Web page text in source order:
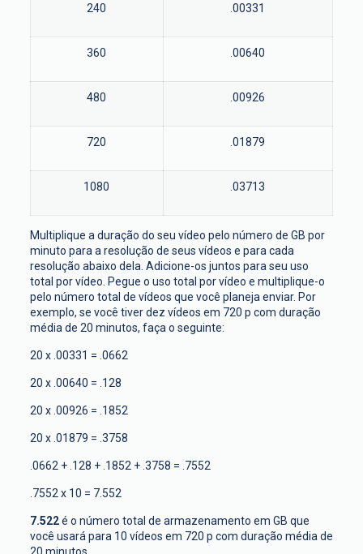
240 .00331
360 .00640
480 .00926
720 .01879
1080 .03713
Multiplique a duração do seu vídeo pelo número de GB por
minuto para a resolução de seus vídeos e para cada
resolução abaixo dela. Adicione-os juntos para seu uso
total por vídeo. Pegue o uso total por vídeo e multiplique-o
pelo número total de vídeos que você planeja enviar. Por
exemplo, se você tiver dez vídeos em 720 p com duração
média de 20 minutos, faça o seguinte:
20 x .00331 = .0662
20 x .00640 = .128
20 x .00926 = .1852
20 x .01879 = .3758
.0662 + .128 + .1852 + .3758 = .7552
.7552 x 10 = 7.552
7.522é o número total de armazenamento em GB que
você usará para 10 vídeos em 720 p com duração média de